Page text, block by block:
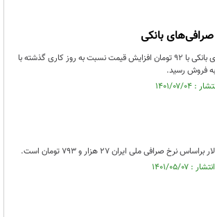
صرافی‌های بانکی
هر دلار امروز در صرافی‌های بانکی با ۹۲ تومان افزایش قیمت نسبت به روز کاری گذشته با
صرافی ملی ایران ۲۷ هزار و ۷۹۳ تومان است.